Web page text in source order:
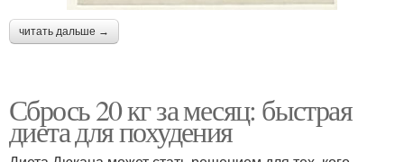
читать дальше →
Сбрось 20 кг за месяц: быстрая
диета для похудения